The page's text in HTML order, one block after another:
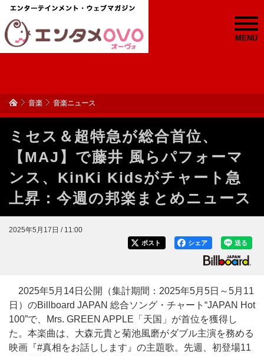
MENU
音楽 音楽ニュース
ミセス＆超特急が総合首位、
【MAJ】で藤井 風らパフォーマ
ンス、KinKi Kidsがチャート急
上昇：今週の邦楽まとめニュース
2025年5月17日 / 11:00
送る
シェア
ポスト
2025年5月14日公開（集計期間：2025年5月5日～5月11
日）のBillboard JAPAN 総合ソング・チャート“JAPAN Hot
100”で、Mrs. GREEN APPLE「天国」が首位を獲得し
た。本楽曲は、大森元貴と菊池風磨がダブル主演を務める
映画『#真相をお話しします』の主題歌。先週、初登場11